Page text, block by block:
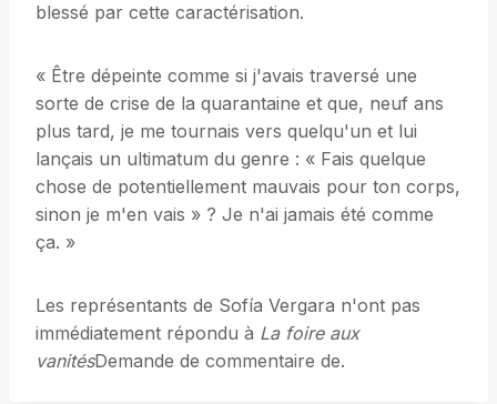
blessé par cette caractérisation.
« Être dépeinte comme si j'avais traversé une
sorte de crise de la quarantaine et que, neuf ans
plus tard, je me tournais vers quelqu'un et lui
lançais un ultimatum du genre : « Fais quelque
chose de potentiellement mauvais pour ton corps,
sinon je m'en vais » ? Je n'ai jamais été comme
ça. »
Les représentants de Sofía Vergara n'ont pas
immédiatement répondu à La foire aux
vanitésDemande de commentaire de.